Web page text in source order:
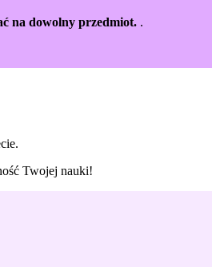
na dowolny przedmiot. .
Twojej nauki!